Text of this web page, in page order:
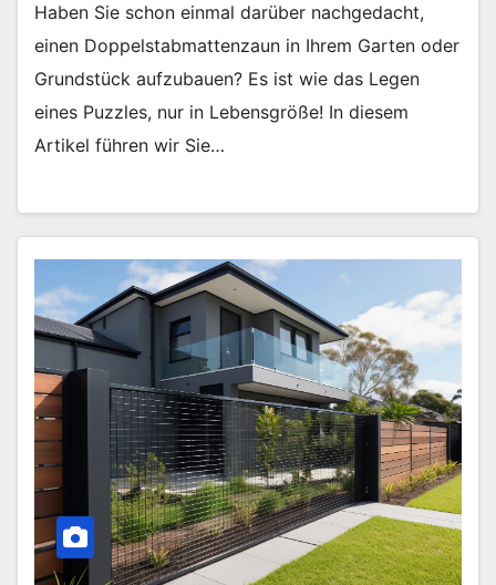
Haben Sie schon einmal darüber nachgedacht,
einen Doppelstabmattenzaun in Ihrem Garten oder
Grundstück aufzubauen? Es ist wie das Legen
eines Puzzles, nur in Lebensgröße! In diesem
Artikel führen wir Sie…